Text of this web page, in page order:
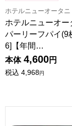
ホテルニューオータニ
ホテルニューオー
パーリーフパイ(9
6]【年間…
本体 4,600円
税込 4,968円
鶴屋八幡 一口羊